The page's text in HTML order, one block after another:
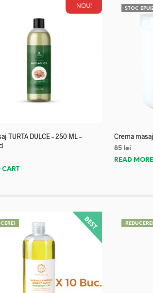
NOU!
TURTA DULCE – 250 ML –
STOC
Crema
85 lei
READ MORE
REDUCERE!